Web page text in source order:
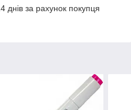
за рахунок покупця